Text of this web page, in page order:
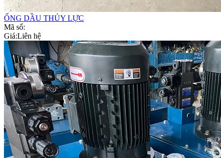
ỐNG DẦU THỦY LỰC
Mã số:
Giá:Liên hệ